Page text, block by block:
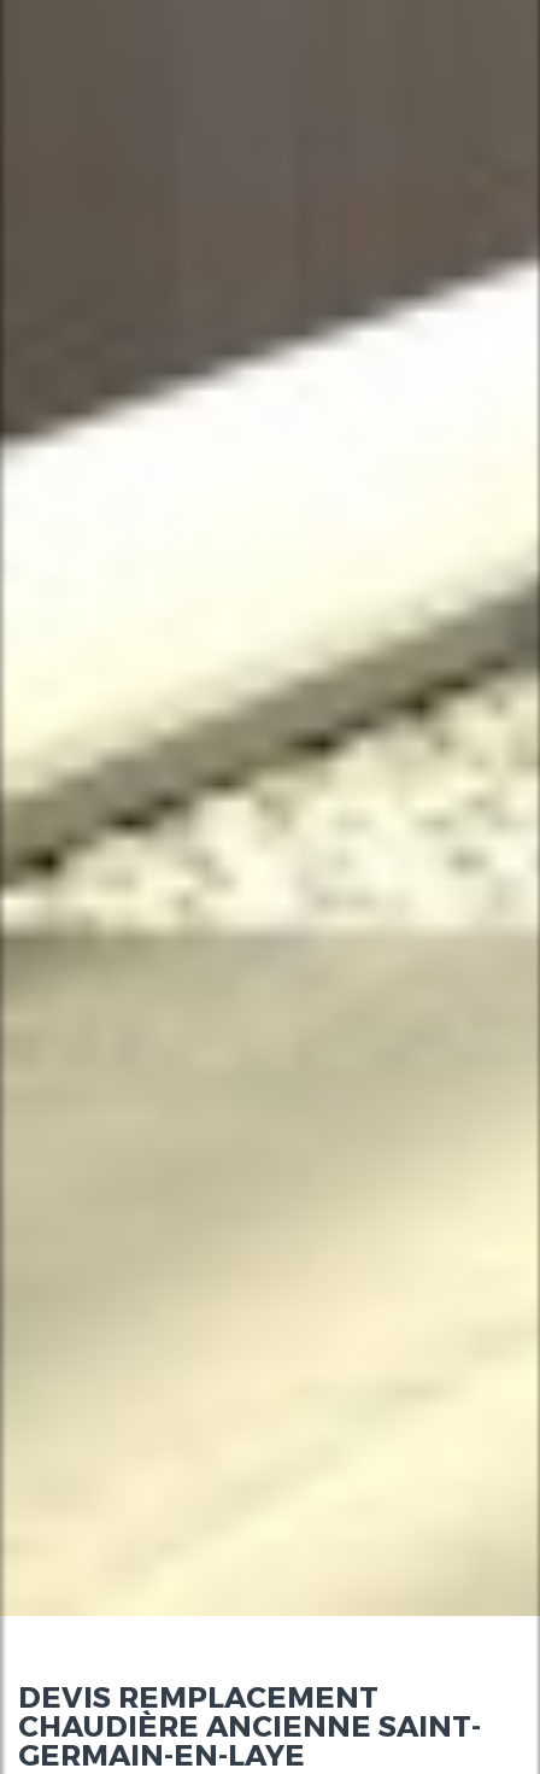
DEVIS REMPLACEMENT
CHAUDIÈRE ANCIENNE SAINT-
GERMAIN-EN-LAYE